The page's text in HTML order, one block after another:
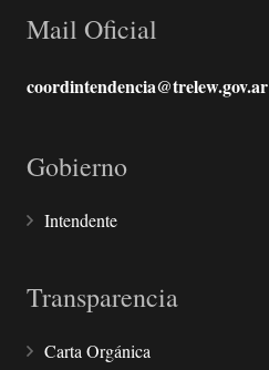
Mail Oficial
coordintendencia@trelew.gov.ar
Gobierno
Intendente
Transparencia
Carta Orgánica